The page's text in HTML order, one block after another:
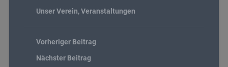
Unser Verein,Veranstaltungen
Vorheriger Beitrag
Nächster Beitrag